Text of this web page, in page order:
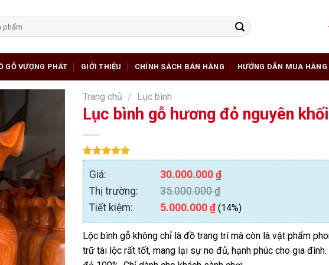
GỖ VƯỢNG PHÁT GIỚI THIỆU CHÍNH SÁCH BÁN HÀNG HƯỚNG DẪN MUA HÀNG
Trang chủ / Lục bình
Lục bình gỗ hương đỏ nguyên
5.00
dựa trên
1
đánh giá
Giá: 30.000.000₫
Thị trường:
35.000.000₫
Tiết kiệm:
5.000.000₫(14%)
Lộc bình gỗ không chỉ là đồ trang trí mà còn là vật phẩm
trữ tài lộc rất tốt, mang lại sự no đủ, hạnh phúc cho gia